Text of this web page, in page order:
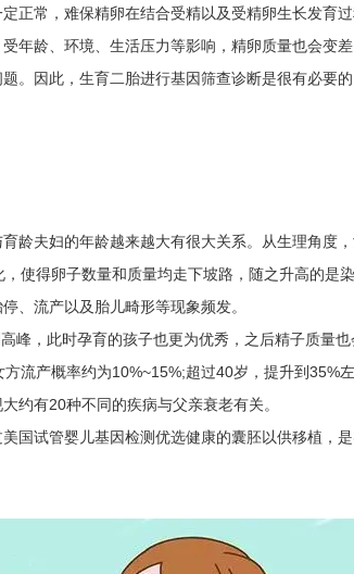
正常，难保精卵在结合受精以及受精卵生长发育过
年龄、环境、生活压力等影响，精卵质量也会变
。因此，生育二胎进行基因筛查诊断是很有必要的
夫妇的年龄越来越大有很大关系。从生理角度
使得卵子数量和质量均走下坡路，随之升高的是
、流产以及胎儿畸形等现象频发。
，此时孕育的孩子也更为优秀，之后精子质量也
流产概率约为10%~15%;超过40岁，提升到35%
约有20种不同的疾病与父亲衰老有关。
试管婴儿基因检测优选健康的囊胚以供移植，是